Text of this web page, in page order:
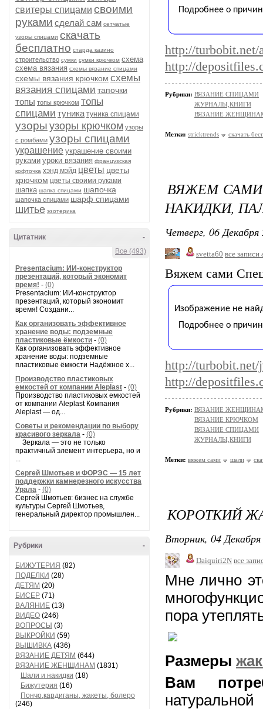
свитеры спицами своими
руками сделай сам сетчатые
узоры спицами скачать
бесплатно старда казино
строительство сумки сумки крючком схема
схема вязания схемы вязание спицами
схемы вязания крючком схемы
вязания спицами тапочки
топы топы крючком топы
спицами туника туника спицами
узоры узоры крючком узоры
с ромбами узоры спицами
украшение украшение своими
руками уроки вязания французская
кофточка хэнд мэйд цветы цветы
крючком цветы своими руками
шапка шапка спицами шапочка
шапочка спицами шарф спицами
шитье эзотерика
-
Цитатник
Все (493)
Presentacium: ИИ‑конструктор
презентаций, который экономит
время! - (0)
Presentacium: ИИ‑конструктор
презентаций, который экономит
время! Создани...
Как организовать эффективное
хранение воды: подземные
пластиковые ёмкости - (0)
Как организовать эффективное
хранение воды: подземные
пластиковые ёмкости Надёжное х...
Производство пластиковых
емкостей от компании Aleplast - (0)
Производство пластиковых емкостей
от компании Aleplast Компания
Aleplast — од...
Советы и рекомендации по выбору
красивого зеркала - (0)
Зеркала — это не только
практичный элемент интерьера, но и
...
Сергей Шмотьев и ФОРЭС — 15 лет
поддержки камнерезного искусства
Урала - (0)
Сергей Шмотьев: бизнес на службе
культуры Сергей Шмотьев,
генеральный директор промышлен...
-
Рубрики
БИЖУТЕРИЯ (82)
ПОДЕЛКИ (28)
ДЕТЯМ (20)
БИСЕР (71)
ВАЛЯНИЕ (13)
ВИДЕО (246)
ВОПРОСЫ (3)
ВЫКРОЙКИ (59)
ВЫШИВКА (436)
ВЯЗАНИЕ ДЕТЯМ (644)
ВЯЗАНИЕ ЖЕНЩИНАМ (1831)
Шали и накидки (18)
Бижутерия (16)
Пончо,кардиганы, жакеты, болеро
(246)
http://
http://
Рубрики: ВЯЗАНИЕ СПИЦАМИ
ЖУРНАЛЫ,КНИГИ
ВЯЗАНИЕ
Метки: stricktrends скачать
ВЯЖЕМ
НАКИДКИ,
Четверг, 06
svetta60 все записи
Вяжем сами
http://
http://
Рубрики: ВЯЗАНИЕ ЖЕНЩИНАМ/
ВЯЗАНИЕ КРЮЧКОМ
ВЯЗАНИЕ СПИЦАМИ
ЖУРНАЛЫ,КНИГИ
Метки: вяжем сами шали
КОРОТКИЙ
Вторник, 04
Daiquiri2N все
Мне лично
пора
Размеры
Вам